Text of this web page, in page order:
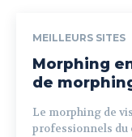
MEILLEURS SITES
Morphing
de
Le morphing de
professionnels du